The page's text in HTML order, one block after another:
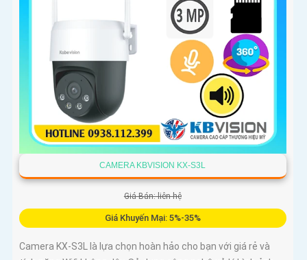
CAMERA KBVISION KX-S3L
Giá Bán: liên hệ
Giá Khuyến Mại: 5%-35%
Camera KX-S3L là lựa chọn hoàn hảo cho bạn với giá rẻ và